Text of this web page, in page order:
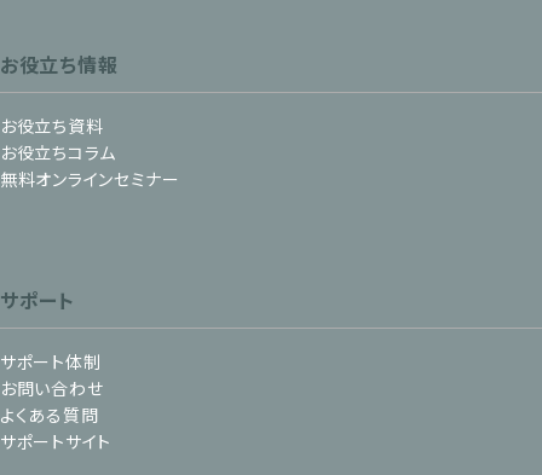
お役立ち情報
お役立ち資料
お役立ちコラム
無料オンラインセミナー
サポート
サポート体制
お問い合わせ
よくある質問
サポートサイト